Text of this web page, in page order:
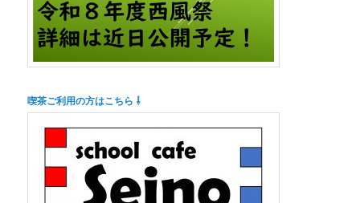
喫茶ご利用の方はこちら ⇩